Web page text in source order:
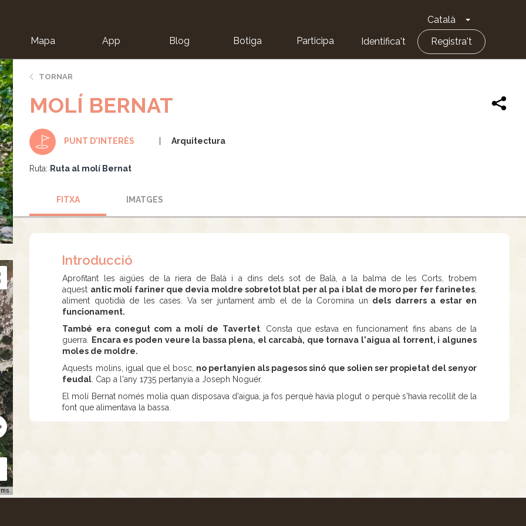
Català Toggle
Mapa App Blog Botiga Participa Identifica't Registra't
TORNAR
MOLÍ BERNAT
PUNT D'INTERÈS Arquitectura
Ruta: Ruta al molí Bernat
FITXA IMATGES
Introducció
Aprofitant les aigües de la riera de Balà i a dins dels sot de Balà, a la balma de les Corts, trobem
aquest antic molí fariner que devia moldre sobretot blat per al pa i blat de moro per fer farinetes
aliment quotidià de les cases. Va ser juntament amb el de la Coromina un dels darrers a estar en
funcionament.
També era conegut com a molí de Tavertet. Consta que estava en funcionament fins abans de la
guerra.
Encara es poden veure la bassa plena, el carcabà, que tornava l'aigua al torrent, i algunes
moles de moldre.
Aquests molins, igual que el bosc, no pertanyien als pagesos sinó que solien ser propietat del senyor
feudal . Cap a l'any 1735 pertanyia a Joseph Noguér.
El molí Bernat només molia quan disposava d'aigua, ja fos perquè havia plogut o perquè s'havia recollit de la
font que alimentava la bassa.